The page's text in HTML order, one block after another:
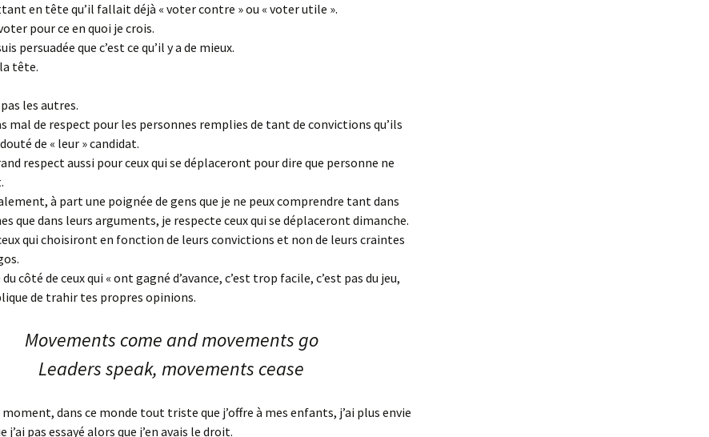
en tête qu’il fallait déjà « voter contre » ou « voter utile ».
pour ce en quoi je crois.
persuadée que c’est ce qu’il y a de mieux.
tête.
les autres.
mal de respect pour les personnes remplies de tant de convictions qu’ils
de « leur » candidat.
respect aussi pour ceux qui se déplaceront pour dire que personne ne
à part une poignée de gens que je ne peux comprendre tant dans
que dans leurs arguments, je respecte ceux qui se déplaceront dimanche.
qui choisiront en fonction de leurs convictions et non de leurs craintes
du côté de ceux qui « ont gagné d’avance, c’est trop facile, c’est pas du jeu,
de trahir tes propres opinions.
Movements come and movements go
Leaders speak, movements cease
moment, dans ce monde tout triste que j’offre à mes enfants, j’ai plus envie
j’ai pas essayé alors que j’en avais le droit.